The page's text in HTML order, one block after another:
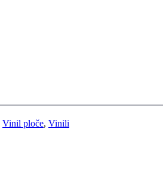
Vinil ploče, Vinili